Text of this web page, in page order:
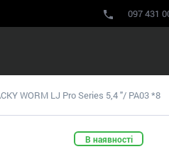
097 431
WORM LJ Pro Series 5,4 "/ PA03 *8
В наявності